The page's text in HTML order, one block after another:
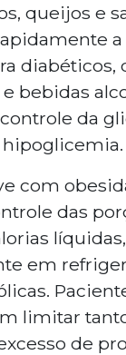
queijos e
a
diabéticos,
bebidas
da
com
das
em
limitar
de